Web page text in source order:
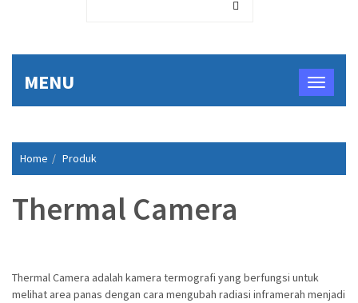
MENU
Home Produk
Thermal Camera
Thermal Camera adalah kamera termografi yang berfungsi untuk
melihat area panas dengan cara mengubah radiasi inframerah menjadi